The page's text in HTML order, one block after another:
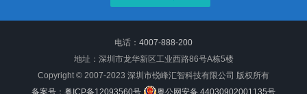
电话： 4007-888-200
地址：深圳市龙华新区工业西路86号A栋5楼
Copyright © 2007-2023 深圳市锐峰汇智科技有限公司 版权所有